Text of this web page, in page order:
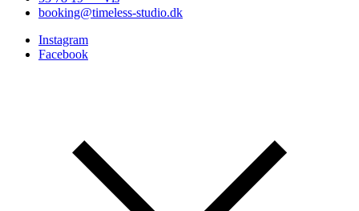
booking@timeless-studio.dk
Instagram
Facebook